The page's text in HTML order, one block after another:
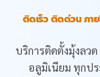
ติดเร็ว ติดด่วน ภา
บริการติดตั้งมุ้งลว
อลูมิเนียม ทุกป